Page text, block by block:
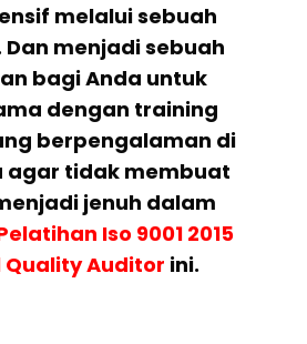
melalui sebuah
menjadi sebuah
bagi Anda untuk
dengan training
berpengalaman di
agar tidak membuat
jenuh dalam
Iso 9001 2015
Auditor ini.